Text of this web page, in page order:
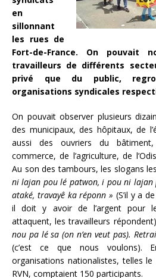
en
sillonnant
les rues de
Fort-de-France. On pouvait
travailleurs de différents
privé que du public,
organisations syndicales
On pouvait observer plusieurs
des municipaux, des hôpitaux, de
aussi des ouvriers du
commerce, de l’agriculture, de
Au son des tambours, les slogans
ni lajan pou lé patwon, i pou ni lajan
ataké, travayê ka réponn » (S’il y a
il doit y avoir de l’argent pour
attaquent, les travailleurs
nou pa lé sa (on n’en veut pas).
(c’est ce que nous voulons).
organisations nationalistes, telles
RVN, comptaient 150 participants.